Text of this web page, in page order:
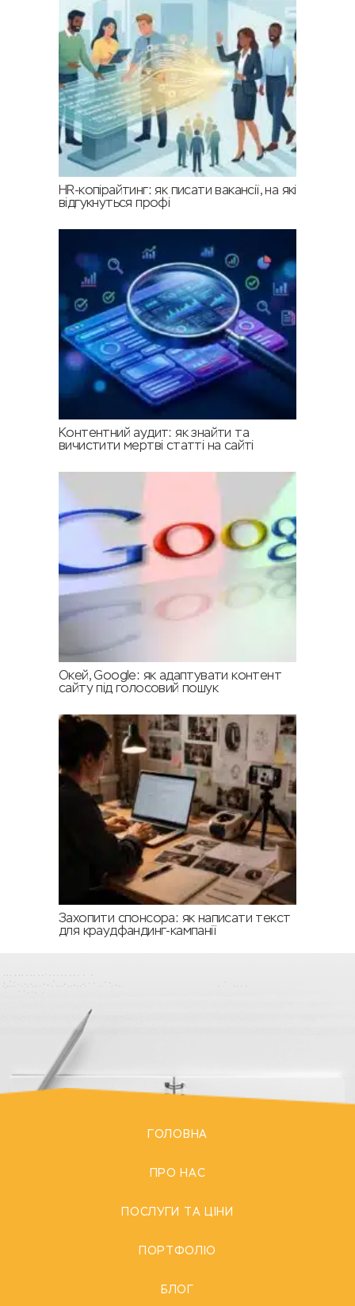
HR-копірайтинг: як писати вакансії, на які
відгукнуться профі
Контентний аудит: як знайти та
вичистити мертві статті на сайті
Окей, Google: як адаптувати контент
сайту під голосовий пошук
Захопити спонсора: як написати текст
для краудфандинг-кампанії
ГОЛОВНА
ПРО НАС
ПОСЛУГИ ТА ЦІНИ
ПОРТФОЛІО
БЛОГ